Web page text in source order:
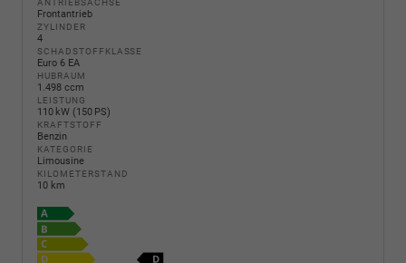
ANTRIEBSACHSE
Frontantrieb
ZYLINDER
4
SCHADSTOFFKLASSE
Euro 6 EA
HUBRAUM
1.498 ccm
LEISTUNG
110 kW (150 PS)
KRAFTSTOFF
Benzin
KATEGORIE
Limousine
KILOMETERSTAND
10 km